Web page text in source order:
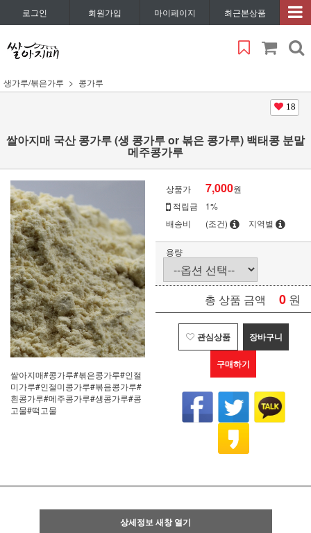
로그인 회원가입 마이페이지 최근본상품
생가루/볶은가루 콩가루
18
쌀아지매 국산 콩가루 (생 콩가루 or 볶은 콩가루) 백태콩 분말
메주콩가루
쌀아지매#콩가루#볶은콩가루#인절
미가루#인절미콩가루#볶음콩가루#
흰콩가루#메주콩가루#생콩가루#콩
고물#떡고물
상품가 7,000원
적립금
1%
배송비
(조건) 지역별
용량
총 상품 금액 0 원
관심상품 장바구니
구매하기
상세정보 새창 열기